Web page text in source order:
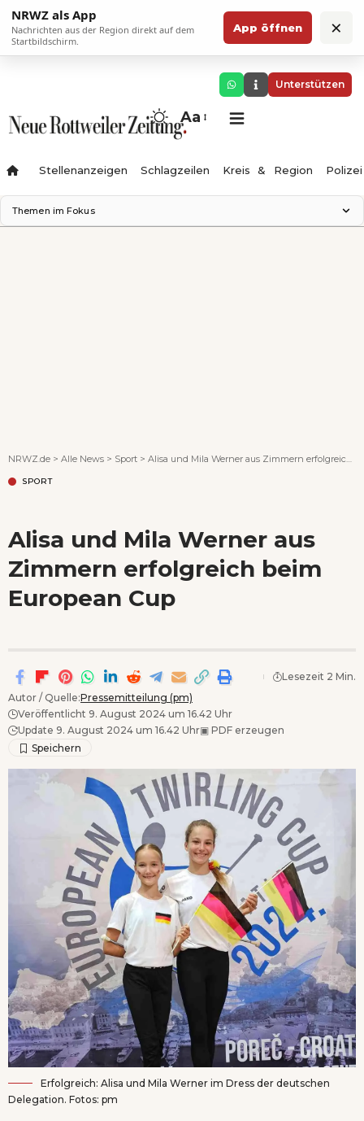
NRWZ als App
Nachrichten aus der Region direkt auf dem
Startbildschirm.
App öffnen ×
Unterstützen
Aa
Stellenanzeigen Schlagzeilen Kreis & Region Polizei
Themen im Fokus
NRWZ.de > Alle News > Sport > Alisa und Mila Werner aus Zimmern erfolgreich beim European Cup
SPORT
Alisa und Mila Werner aus
Zimmern erfolgreich beim
European Cup
Autor / Quelle:Pressemitteilung (pm)
Veröffentlicht 9. August 2024 um 16.42 Uhr
Update 9. August 2024 um 16.42 Uhr▣ PDF erzeugen
Lesezeit 2 Min.
Erfolgreich: Alisa und Mila Werner im Dress der deutschen
Delegation. Fotos: pm